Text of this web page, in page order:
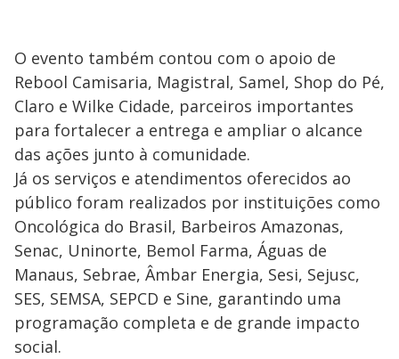
O evento também contou com o apoio de
Rebool Camisaria, Magistral, Samel, Shop do Pé,
Claro e Wilke Cidade, parceiros importantes
para fortalecer a entrega e ampliar o alcance
das ações junto à comunidade.
Já os serviços e atendimentos oferecidos ao
público foram realizados por instituições como
Oncológica do Brasil, Barbeiros Amazonas,
Senac, Uninorte, Bemol Farma, Águas de
Manaus, Sebrae, Âmbar Energia, Sesi, Sejusc,
SES, SEMSA, SEPCD e Sine, garantindo uma
programação completa e de grande impacto
social.